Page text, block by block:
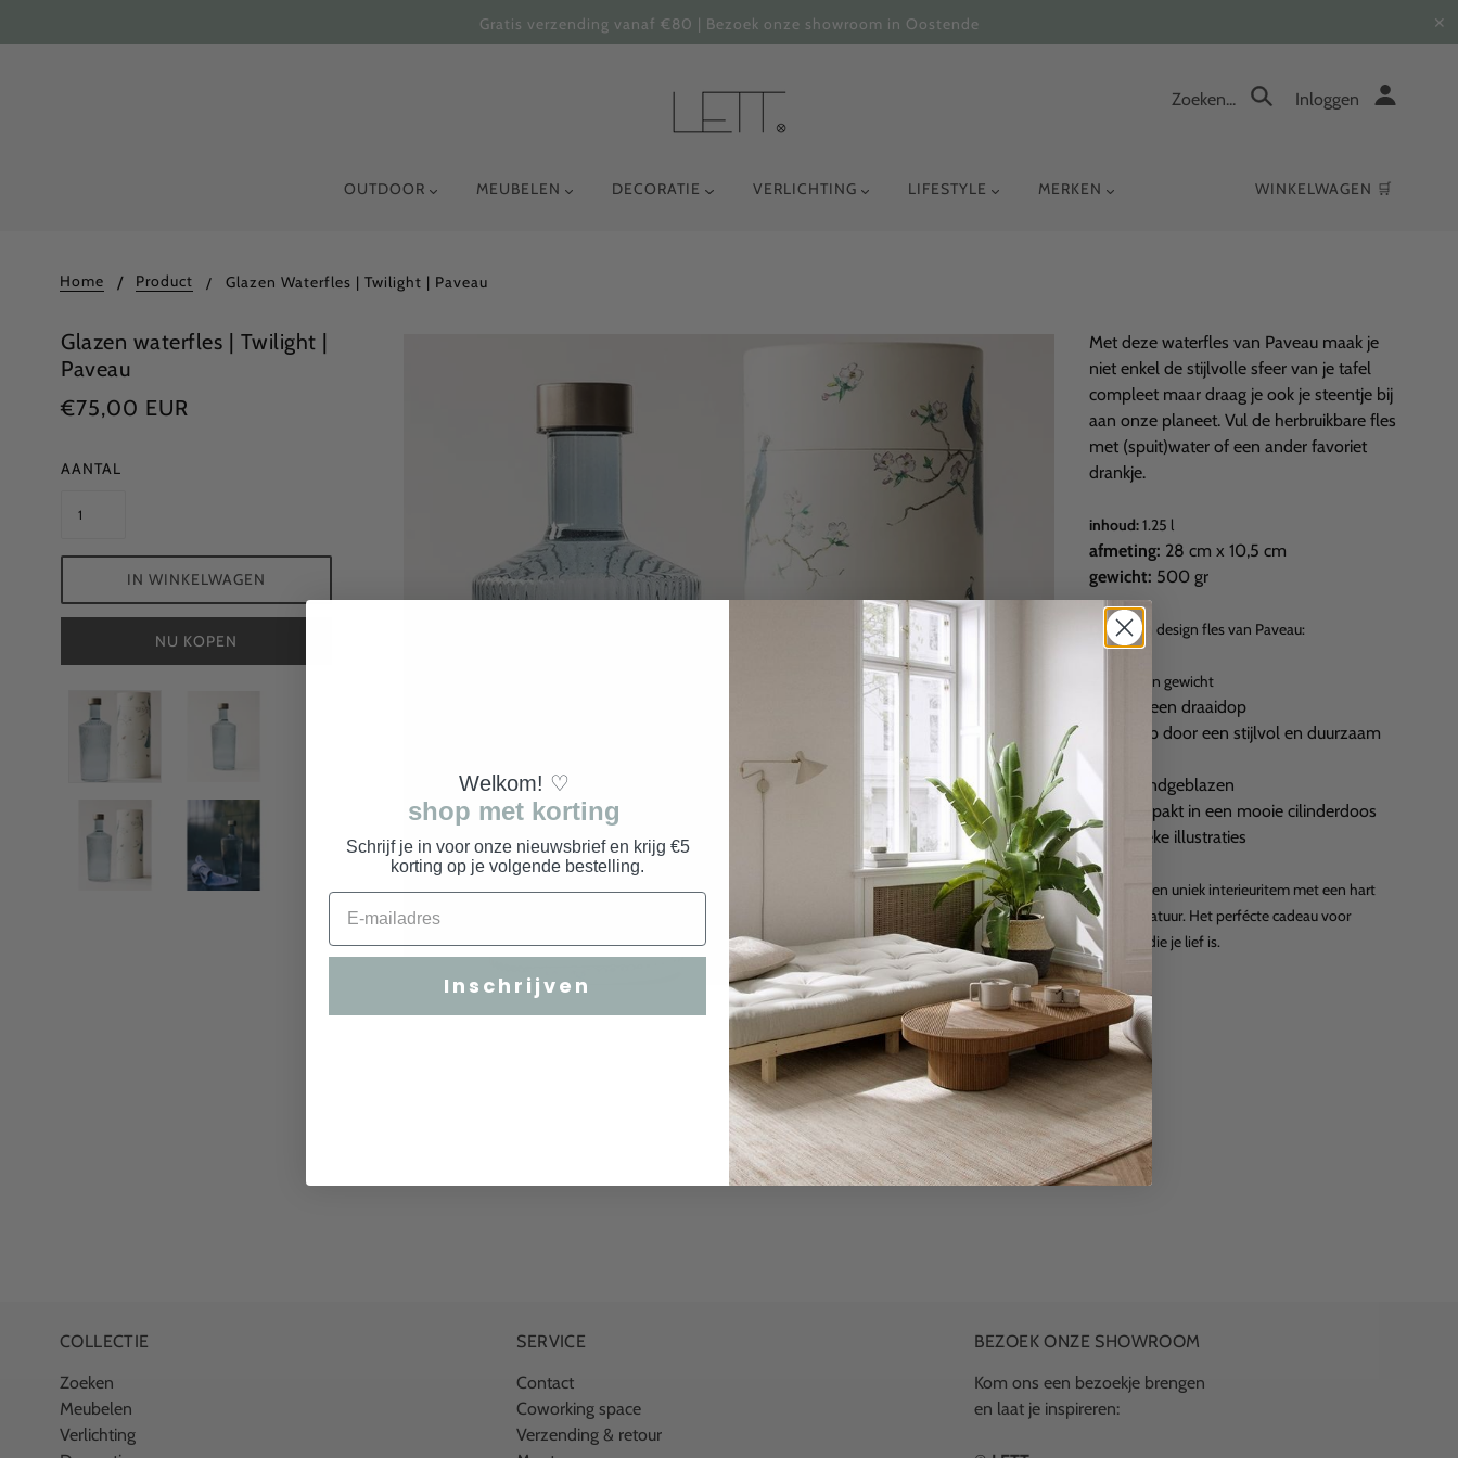
Gratis verzending vanaf €80 | Bezoek onze showroom in Oostende ✕
Zoeken... Inloggen
OUTDOOR MEUBELEN DECORATIE VERLICHTING LIFESTYLE MERKEN WINKELWAGEN 🛒
Home Product Glazen Waterfles | Twilight | Paveau
Glazen waterfles | Twilight |
Paveau
€75,00 EUR
AANTAL
IN WINKELWAGEN
NU KOPEN
Met deze waterfles van Paveau maak je
niet enkel de stijlvolle sfeer van je tafel
compleet maar draag je ook je steentje bij
aan onze planeet. Vul de herbruikbare fles
met (spuit)water of een ander favoriet
drankje.
inhoud:1.25 l
afmeting: 28 cm x 10,5 cm
gewicht: 500 gr
De glazen design fles van Paveau:
is licht in gewicht
heeft een draaidop
valt op door een stijlvol en duurzaam
✓
is mondgeblazen
✓
zit verpakt in een mooie cilinderdoos
met unieke illustraties
Kortom: een uniek interieuritem met een hart
voor de natuur. Het perfécte cadeau voor
iedereen die je lief is.
COLLECTIE
Zoeken
Meubelen
Verlichting
SERVICE
Contact
Coworking space
Verzending & retour
BEZOEK ONZE SHOWROOM
Kom ons een bezoekje brengen
en laat je inspireren:
Welkom! ♡
shop met korting
Schrijf je in voor onze nieuwsbrief en krijg €5
korting op je volgende bestelling.
Inschrijven